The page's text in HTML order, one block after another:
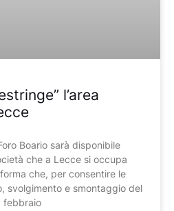
l’area
Boario sarà disponibile
che a Lecce si occupa
che, per consentire le
svolgimento e smontaggio del
febbraio